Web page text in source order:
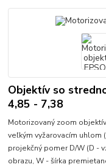
Objektív so
4,85 - 7,38
Motorizovaný zoom
veľkým vyžarovacím uhlom
projekčný pomer D/W (D -
obrazu, W - šírka